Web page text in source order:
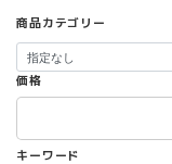
商品カテゴリー
価格
キーワード